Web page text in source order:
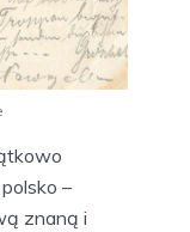
–
znaną i